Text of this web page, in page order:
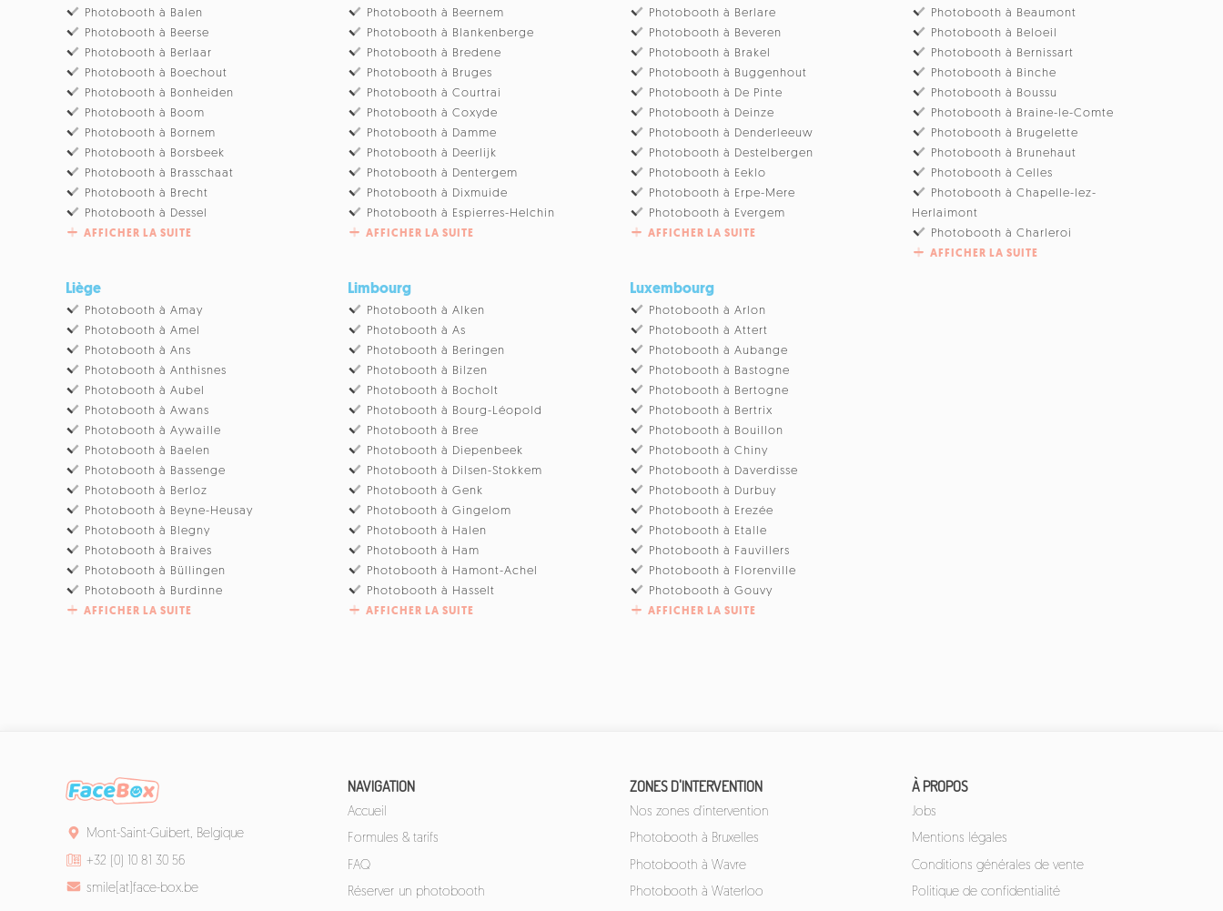
Photobooth à Balen
Photobooth à Beerse
Photobooth à Berlaar
Photobooth à Boechout
Photobooth à Bonheiden
Photobooth à Boom
Photobooth à Bornem
Photobooth à Borsbeek
Photobooth à Brasschaat
Photobooth à Brecht
Photobooth à Dessel
AFFICHER LA SUITE
Photobooth à Beernem
Photobooth à Blankenberge
Photobooth à Bredene
Photobooth à Bruges
Photobooth à Courtrai
Photobooth à Coxyde
Photobooth à Damme
Photobooth à Deerlijk
Photobooth à Dentergem
Photobooth à Dixmuide
Photobooth à Espierres-Helchin
AFFICHER LA SUITE
Photobooth à Berlare
Photobooth à Beveren
Photobooth à Brakel
Photobooth à Buggenhout
Photobooth à De Pinte
Photobooth à Deinze
Photobooth à Denderleeuw
Photobooth à Destelbergen
Photobooth à Eeklo
Photobooth à Erpe-Mere
Photobooth à Evergem
AFFICHER LA SUITE
Photobooth à Beaumont
Photobooth à Beloeil
Photobooth à Bernissart
Photobooth à Binche
Photobooth à Boussu
Photobooth à Braine-le-Comte
Photobooth à Brugelette
Photobooth à Brunehaut
Photobooth à Celles
Photobooth à Chapelle-lez-
Herlaimont
Photobooth à Charleroi
AFFICHER LA SUITE
Liège
Photobooth à Amay
Photobooth à Amel
Photobooth à Ans
Photobooth à Anthisnes
Photobooth à Aubel
Photobooth à Awans
Photobooth à Aywaille
Photobooth à Baelen
Photobooth à Bassenge
Photobooth à Berloz
Photobooth à Beyne-Heusay
Photobooth à Blegny
Photobooth à Braives
Photobooth à Büllingen
Photobooth à Burdinne
AFFICHER LA SUITE
Limbourg
Photobooth à Alken
Photobooth à As
Photobooth à Beringen
Photobooth à Bilzen
Photobooth à Bocholt
Photobooth à Bourg-Léopold
Photobooth à Bree
Photobooth à Diepenbeek
Photobooth à Dilsen-Stokkem
Photobooth à Genk
Photobooth à Gingelom
Photobooth à Halen
Photobooth à Ham
Photobooth à Hamont-Achel
Photobooth à Hasselt
AFFICHER LA SUITE
Luxembourg
Photobooth à Arlon
Photobooth à Attert
Photobooth à Aubange
Photobooth à Bastogne
Photobooth à Bertogne
Photobooth à Bertrix
Photobooth à Bouillon
Photobooth à Chiny
Photobooth à Daverdisse
Photobooth à Durbuy
Photobooth à Erezée
Photobooth à Etalle
Photobooth à Fauvillers
Photobooth à Florenville
Photobooth à Gouvy
AFFICHER LA SUITE
Mont-Saint-Guibert, Belgique
+32 (0) 10 81 30 56
smile[at]face-box.be
NAVIGATION
Accueil
Formules & tarifs
FAQ
Réserver un photobooth
ZONES D'INTERVENTION
Nos zones d'intervention
Photobooth à Bruxelles
Photobooth à Wavre
Photobooth à Waterloo
À PROPOS
Jobs
Mentions légales
Conditions générales de vente
Politique de confidentialité